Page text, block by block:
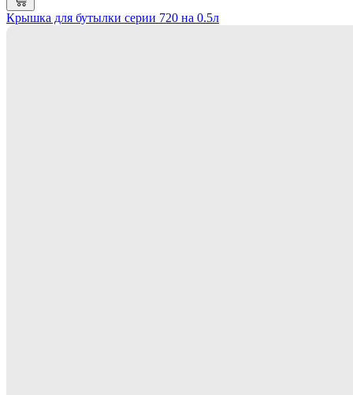
Крышка для бутылки серии 720 на 0.5л